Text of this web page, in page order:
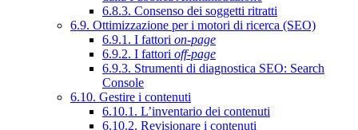
6.8.3. Consenso dei soggetti ritratti
6.9. Ottimizzazione per i motori di ricerca (SEO)
6.9.1. I fattori on-page
6.9.2. I fattori off-page
6.9.3. Strumenti di diagnostica SEO: Search
Console
6.10. Gestire i contenuti
6.10.1. L’inventario dei contenuti
6.10.2. Revisionare i contenuti